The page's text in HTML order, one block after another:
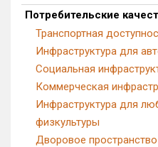
Потребительские
Транспортная
Инфраструктура для
Социальная
Коммерческая
Инфраструктура для
физкультуры
Дворовое пространство